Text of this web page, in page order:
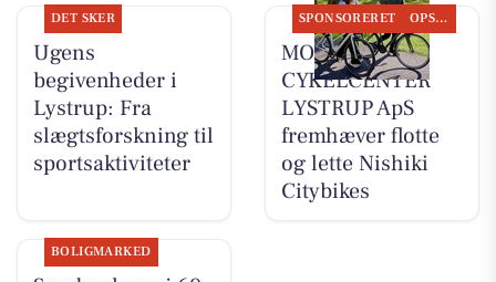
DET SKER
Ugens
begivenheder i
Lystrup: Fra
slægtsforskning til
sportsaktiviteter
SPONSORERET OPSLAGSTAVLEN
MOSQUITO
CYKELCENTER
LYSTRUP ApS
fremhæver flotte
og lette Nishiki
Citybikes
BOLIGMARKED